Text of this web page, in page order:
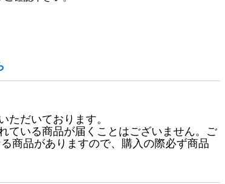
ただいております。
ている商品が届くことはございません。ご
商品がありますので、購入の際必ず商品